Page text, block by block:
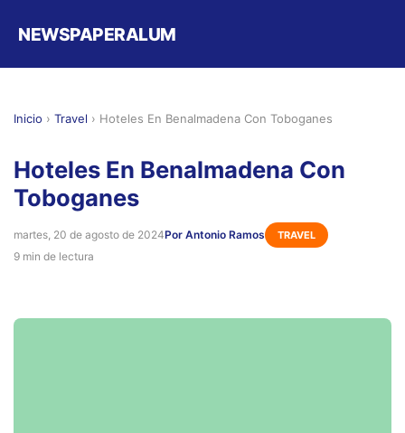
NEWSPAPERALUM
Inicio › Travel › Hoteles En Benalmadena Con Toboganes
Hoteles En Benalmadena Con
Toboganes
martes, 20 de agosto de 2024Por Antonio Ramos TRAVEL
9 min de lectura